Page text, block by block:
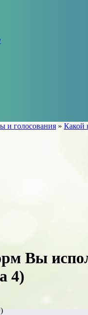
и голосования » Какой
Вы
4)